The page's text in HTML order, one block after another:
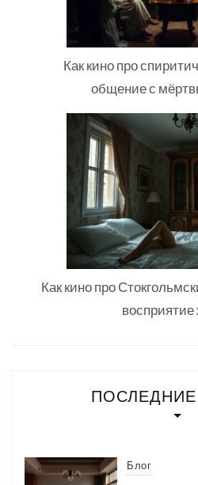
Как кино про
общение с
Как кино про
восприятие
ПОСЛЕДНИЕ
Блог